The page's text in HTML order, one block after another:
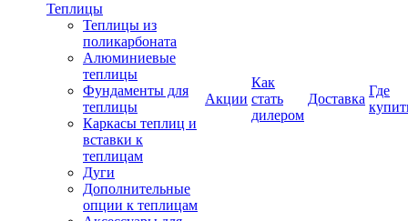
Теплицы
Теплицы из
поликарбоната
Алюминиевые
теплицы
Фундаменты для
теплицы
Каркасы теплиц и
вставки к
теплицам
Дуги
Дополнительные
опции к теплицам
Акции
Как
стать
дилером
Доставка
Где